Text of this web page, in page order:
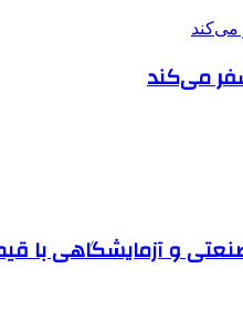
سفر می‌کند
و آزمایشگاهی با